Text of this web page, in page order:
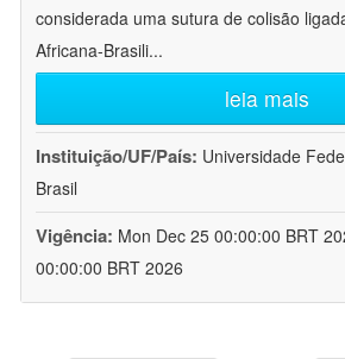
considerada uma sutura de colisão
Africana-Brasili...
leia mais
Instituição/UF/País: Universidade
Brasil
Vigência: Mon Dec 25 00:00:00 BRT
00:00:00 BRT 2026